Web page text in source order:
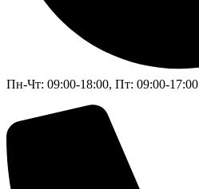
Пн-Чт: 09:00-18:00, Пт: 09:00-17:00